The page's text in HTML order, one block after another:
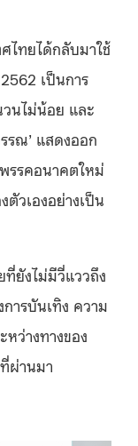
ไทยได้กลับมาใช้
เป็นการ
วนไม่น้อย และ
รณ’ แสดงออก
รรคอนาคตใหม่
วเองอย่างเป็น
ที่ยังไม่มีวี่แววถึง
ารบันเทิง ความ
หว่างทางของ
ผ่านมา